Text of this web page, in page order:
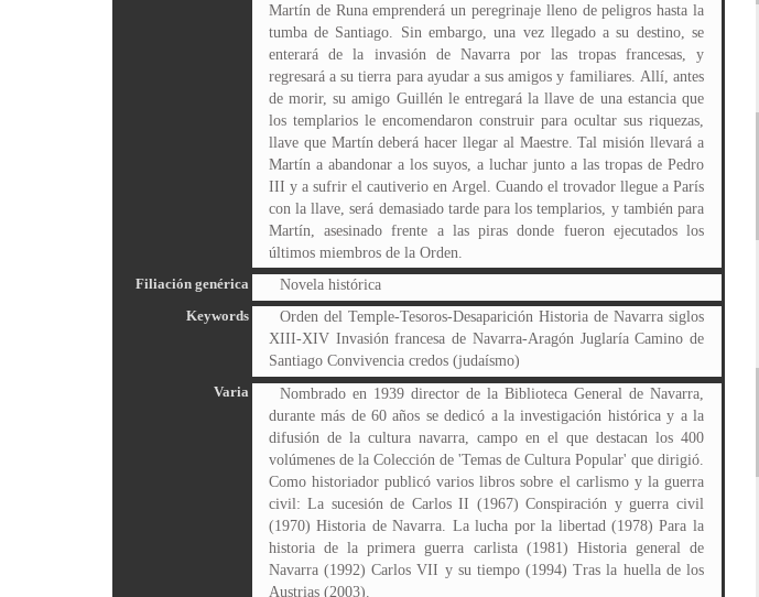
Martín de Runa emprenderá un peregrinaje lleno de peligros hasta la
tumba de Santiago. Sin embargo, una vez llegado a su destino, se
enterará de la invasión de Navarra por las tropas francesas, y
regresará a su tierra para ayudar a sus amigos y familiares. Allí, antes
de morir, su amigo Guillén le entregará la llave de una estancia que
los templarios le encomendaron construir para ocultar sus riquezas,
llave que Martín deberá hacer llegar al Maestre. Tal misión llevará a
Martín a abandonar a los suyos, a luchar junto a las tropas de Pedro
III y a sufrir el cautiverio en Argel. Cuando el trovador llegue a París
con la llave, será demasiado tarde para los templarios, y también para
Martín, asesinado frente a las piras donde fueron ejecutados los
últimos miembros de la Orden.
Filiación genérica
Novela histórica
Keywords
Orden del Temple-Tesoros-Desaparición Historia de Navarra siglos
XIII-XIV Invasión francesa de Navarra-Aragón Juglaría Camino de
Santiago Convivencia credos (judaísmo)
Varia
Nombrado en 1939 director de la Biblioteca General de Navarra,
durante más de 60 años se dedicó a la investigación histórica y a la
difusión de la cultura navarra, campo en el que destacan los 400
volúmenes de la Colección de 'Temas de Cultura Popular' que dirigió.
Como historiador publicó varios libros sobre el carlismo y la guerra
civil: La sucesión de Carlos II (1967) Conspiración y guerra civil
(1970) Historia de Navarra. La lucha por la libertad (1978) Para la
historia de la primera guerra carlista (1981) Historia general de
Navarra (1992) Carlos VII y su tiempo (1994) Tras la huella de los
Austrias (2003).